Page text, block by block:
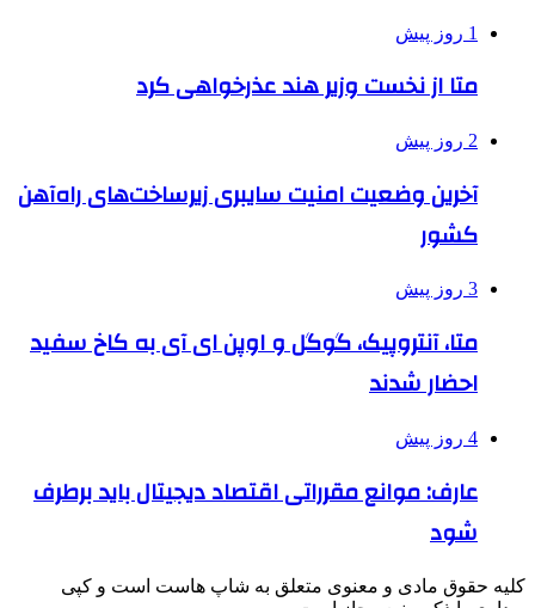
1 روز پیش
متا از نخست وزیر هند عذرخواهی کرد
2 روز پیش
آخرین وضعیت امنیت سایبری زیرساخت‌های راه‌آهن
کشور
3 روز پیش
متا، آنتروپیک، گوگل و اوپن ای آی به کاخ سفید
احضار شدند
4 روز پیش
عارف: موانع مقرراتی اقتصاد دیجیتال باید برطرف
شود
کلیه حقوق مادی و معنوی متعلق به شاپ هاست است و کپی